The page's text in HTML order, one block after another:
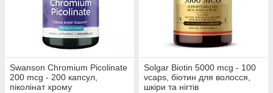
Swanson Chromium Picolinate
200 mcg - 200 капсул,
піколінат хрому
Solgar Biotin 5000 mcg - 100
vcaps, біотин для волосся,
шкіри та нігтів